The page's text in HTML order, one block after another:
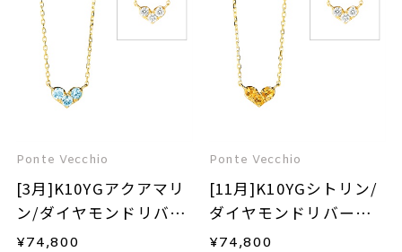
Ponte Vecchio
[3月]K10YGアクアマリ
ン/ダイヤモンドリバー
シブルネックレス
¥74,800
Ponte Vecchio
[11月]K10YGシトリン/
ダイヤモンドリバーシ
ブルネックレス
¥74,800